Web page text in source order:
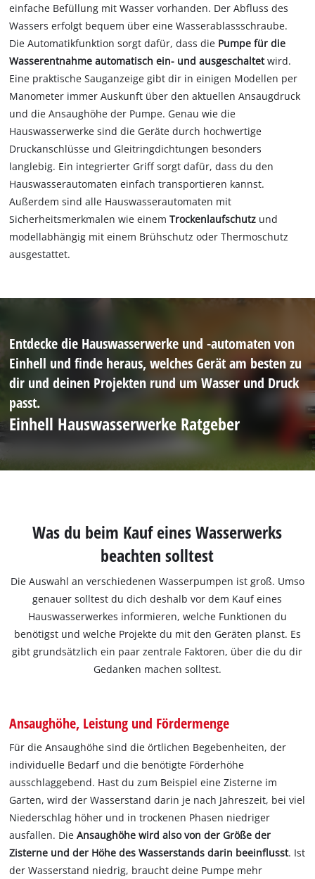
einfache Befüllung mit Wasser vorhanden. Der Abfluss des
Wassers erfolgt bequem über eine Wasserablassschraube.
Die Automatikfunktion sorgt dafür, dass die Pumpe für die
Wasserentnahme automatisch ein- und ausgeschaltetwird.
Eine praktische Sauganzeige gibt dir in einigen Modellen per
Manometer immer Auskunft über den aktuellen Ansaugdruck
und die Ansaughöhe der Pumpe. Genau wie die
Hauswasserwerke sind die Geräte durch hochwertige
Druckanschlüsse und Gleitringdichtungen besonders
langlebig. Ein integrierter Griff sorgt dafür, dass du den
Hauswasserautomaten einfach transportieren kannst.
Außerdem sind alle Hauswasserautomaten mit
Sicherheitsmerkmalen wie einemTrockenlaufschutz und
modellabhängig mit einem Brühschutz oder Thermoschutz
ausgestattet.
Entdecke die Hauswasserwerke und -automaten von
Einhell und finde heraus, welches Gerät am besten zu
dir und deinen Projekten rund um Wasser und Druck
passt.
Einhell Hauswasserwerke Ratgeber
Was du beim Kauf eines Wasserwerks
beachten solltest
Die Auswahl an verschiedenen Wasserpumpen ist groß. Umso
genauer solltest du dich deshalb vor dem Kauf eines
Hauswasserwerkes informieren, welche Funktionen du
benötigst und welche Projekte du mit den Geräten planst. Es
gibt grundsätzlich ein paar zentrale Faktoren, über die du dir
Gedanken machen solltest.
Ansaughöhe, Leistung und Fördermenge
Für die Ansaughöhe sind die örtlichen Begebenheiten, der
individuelle Bedarf und die benötigte Förderhöhe
ausschlaggebend. Hast du zum Beispiel eine Zisterne im
Garten, wird der Wasserstand darin je nach Jahreszeit, bei viel
Niederschlag höher und in trockenen Phasen niedriger
ausfallen. DieAnsaughöhe wird also von der Größe der
Zisterne und der Höhe des Wasserstands darin beeinflusst. Ist
der Wasserstand niedrig, braucht deine Pumpe mehr